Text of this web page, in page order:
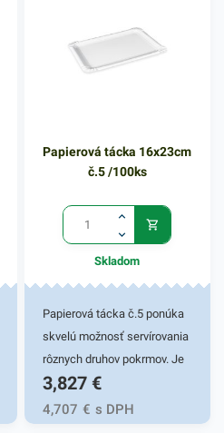
Papierová tácka 16x23cm
č.5 /100ks
Skladom
Papierová tácka č.5 ponúka
skvelú možnosť servírovania
rôznych druhov pokrmov. Je
vyrobená z pevného (PAP)
recyklovaného materiálu.
Tácka je vhodná pre studené
3,827 €
4,707 € s DPH